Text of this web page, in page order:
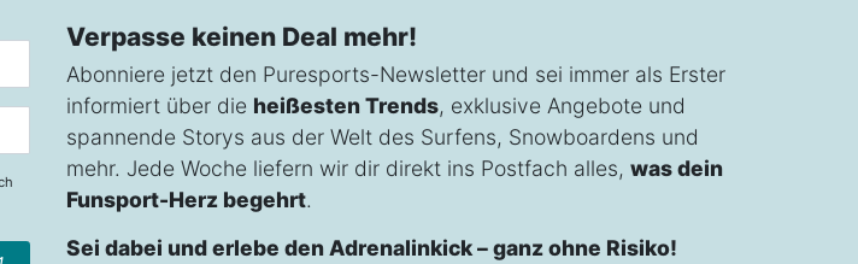
Verpasse keinen Deal mehr!
Abonniere jetzt den Puresports-Newsletter und sei immer als Erster
informiert über die heißesten Trends, exklusive Angebote und
spannende Storys aus der Welt des Surfens, Snowboardens und
mehr. Jede Woche liefern wir dir direkt ins Postfach alles, was dein
Funsport-Herz begehrt.
Sei dabei und erlebe den Adrenalinkick – ganz ohne Risiko!